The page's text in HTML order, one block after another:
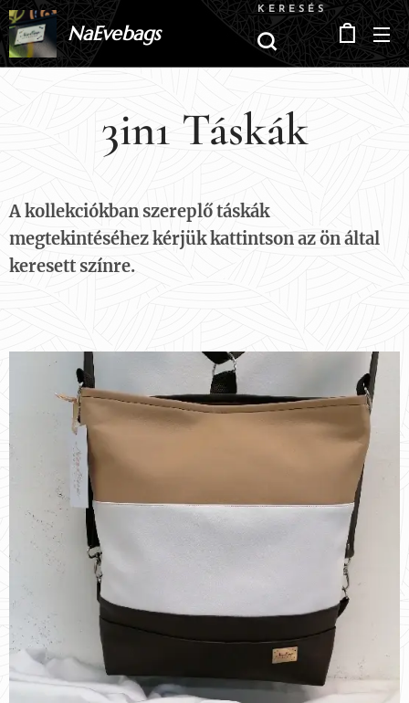
NaEvebags
KERESÉS
3in1 Táskák
A kollekciókban szereplő táskák
megtekintéséhez kérjük kattintson az ön által
keresett színre.